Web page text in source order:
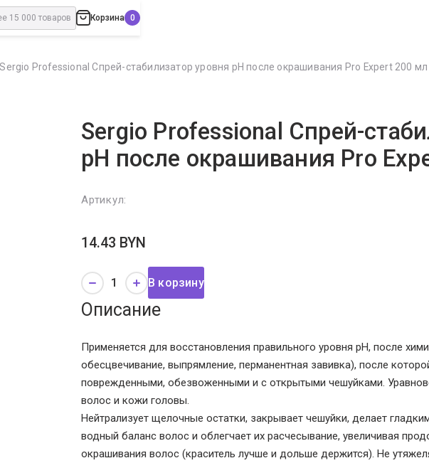
Корзина
Sergio Professional Спрей-стабилизатор уровня pH после окрашивания Pro Expert 200 мл
Sergio Professional Спрей-
pH после окрашивания Pro
Артикул:
14.43 BYN
В корзину
Описание
Применяется для восстановления правильного уровня pH, после
обесцвечивание, выпрямление, перманентная завивка), после
поврежденными, обезвоженными и с открытыми чешуйками.
волос и кожи головы.
Нейтрализует щелочные остатки, закрывает чешуйки, делает
водный баланс волос и облегчает их расчесывание, увеличивая
окрашивания волос (краситель лучше и дольше держится). Не